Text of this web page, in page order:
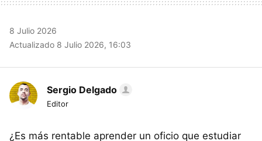
8 Julio 2026
Actualizado 8 Julio 2026, 16:03
Sergio Delgado
Editor
¿Es más rentable aprender un oficio que estudiar